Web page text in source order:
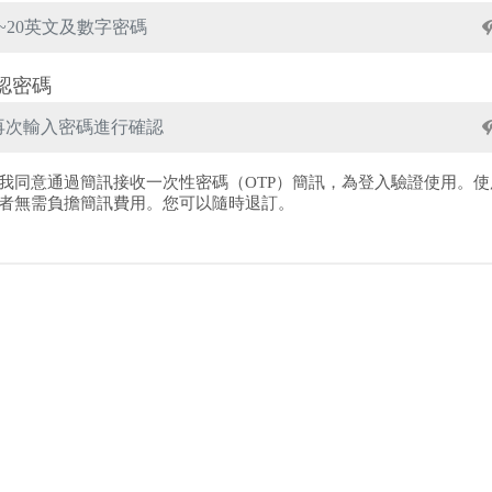
密碼
同意通過簡訊接收一次性密碼（OTP）簡訊，為登入驗證使用。
無需負擔簡訊費用。您可以隨時退訂。